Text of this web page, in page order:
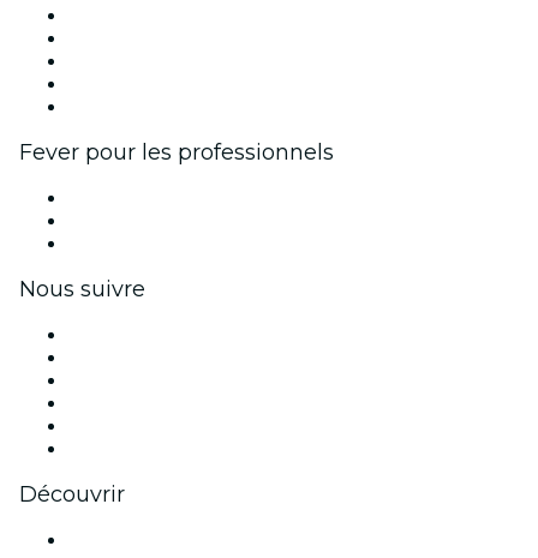
Fever pour les professionnels
Nous suivre
Découvrir